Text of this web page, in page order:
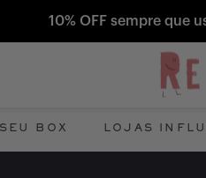
10% OFF sempre que
BOX LOJAS